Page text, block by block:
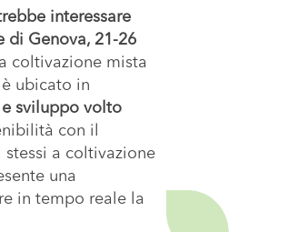
interessare
di Genova, 21-26
coltivazione mista
ubicato in
e sviluppo volto
con il
a coltivazione
una
in tempo reale la